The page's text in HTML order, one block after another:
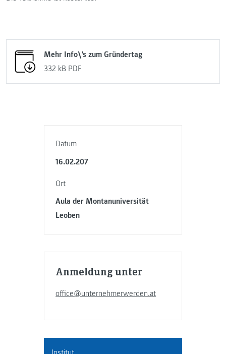
Datum
16.02.207
Ort
Aula der Montanuniversität
Leoben
Anmeldung unter
office@unternehmerwerden.at
Mehr Info\'s zum Gründertag
332 kB PDF